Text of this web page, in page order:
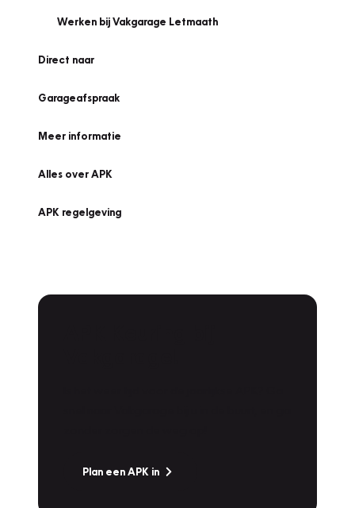
Werken bij Vakgarage Letmaath
Direct naar
Garageafspraak
Meer informatie
Alles over APK
APK regelgeving
Plan een APK in